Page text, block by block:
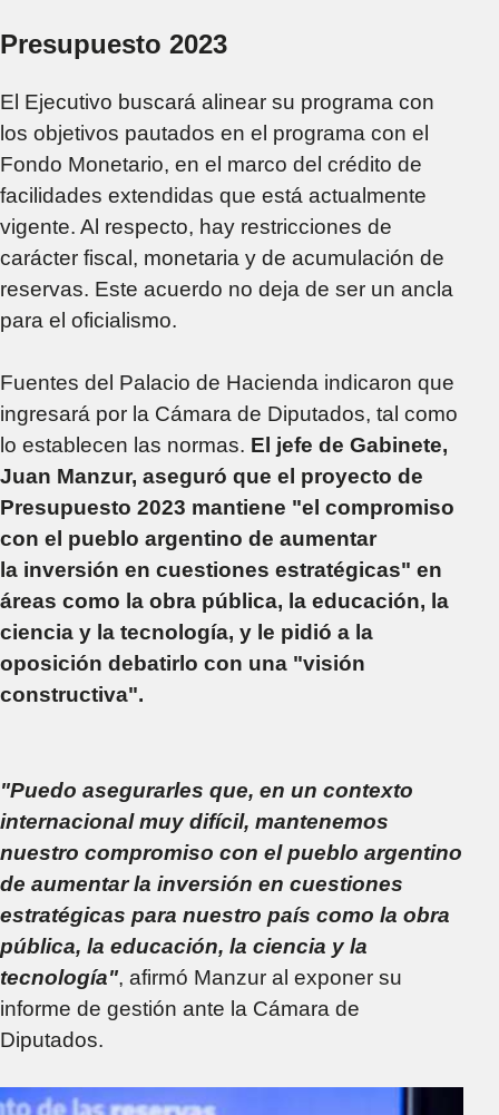
Presupuesto 2023
El Ejecutivo buscará alinear su programa con
los objetivos pautados en el programa con el
Fondo Monetario, en el marco del crédito de
facilidades extendidas que está actualmente
vigente. Al respecto, hay restricciones de
carácter fiscal, monetaria y de acumulación de
reservas. Este acuerdo no deja de ser un ancla
para el oficialismo.
Fuentes del Palacio de Hacienda indicaron que
ingresará por la Cámara de Diputados, tal como
lo establecen las normas. El jefe de Gabinete,
Juan Manzur, aseguró que el proyecto de
Presupuesto 2023 mantiene "el compromiso
con el pueblo argentino de aumentar
la inversión en cuestiones estratégicas" en
áreas como la obra pública, la educación, la
ciencia y la tecnología, y le pidió a la
oposición debatirlo con una "visión
constructiva".
"Puedo asegurarles que, en un contexto
internacional muy difícil, mantenemos
nuestro compromiso con el pueblo argentino
de aumentar la inversión en cuestiones
estratégicas para nuestro país como la obra
pública, la educación, la ciencia y la
tecnología", afirmó Manzur al exponer su
informe de gestión ante la Cámara de
Diputados.